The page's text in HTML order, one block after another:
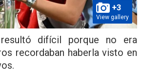
+3
View gallery
difícil porque no era
recordaban haberla visto en